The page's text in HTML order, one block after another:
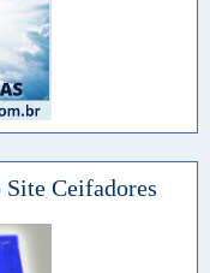
Site Ceifadores